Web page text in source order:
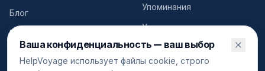
Блог
Контакты
Упоминания
Условия продажи
Куки
Conformité publicitaire
Ваша конфиденциальность — ваш выбор
HelpVoyage использует файлы cookie, строго